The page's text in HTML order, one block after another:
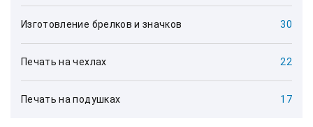
Изготовление брелков и значков 30
Печать на чехлах 22
Печать на подушках 17